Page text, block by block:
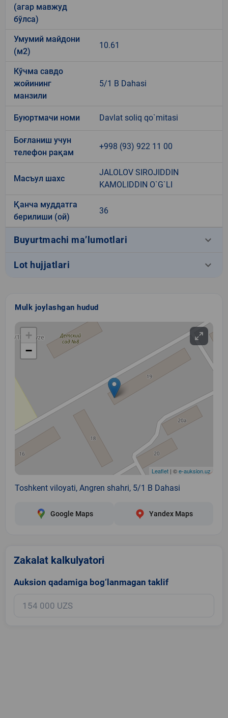
(агар мавжуд
бўлса)
Умумий майдони
(м2)
10.61
Кўчма савдо
жойининг
манзили
5/1 B Dahasi
Буюртмачи номи Davlat soliq qo`mitasi
Боғланиш учун
телефон рақам
+998 (93) 922 11 00
Масъул шахс
JALOLOV SIROJIDDIN
KAMOLIDDIN O`G`LI
Қанча муддатга
берилиши (ой)
36
Buyurtmachi ma’lumotlari keyboard_arrow_down
Lot hujjatlari keyboard_arrow_down
Mulk joylashgan hudud
+
−
Leaflet | ©e-auksion.uz
Toshkent viloyati, Angren shahri, 5/1 B Dahasi
Google Maps Yandex Maps
Zakalat kalkulyatori
Auksion qadamiga bog‘lanmagan taklif